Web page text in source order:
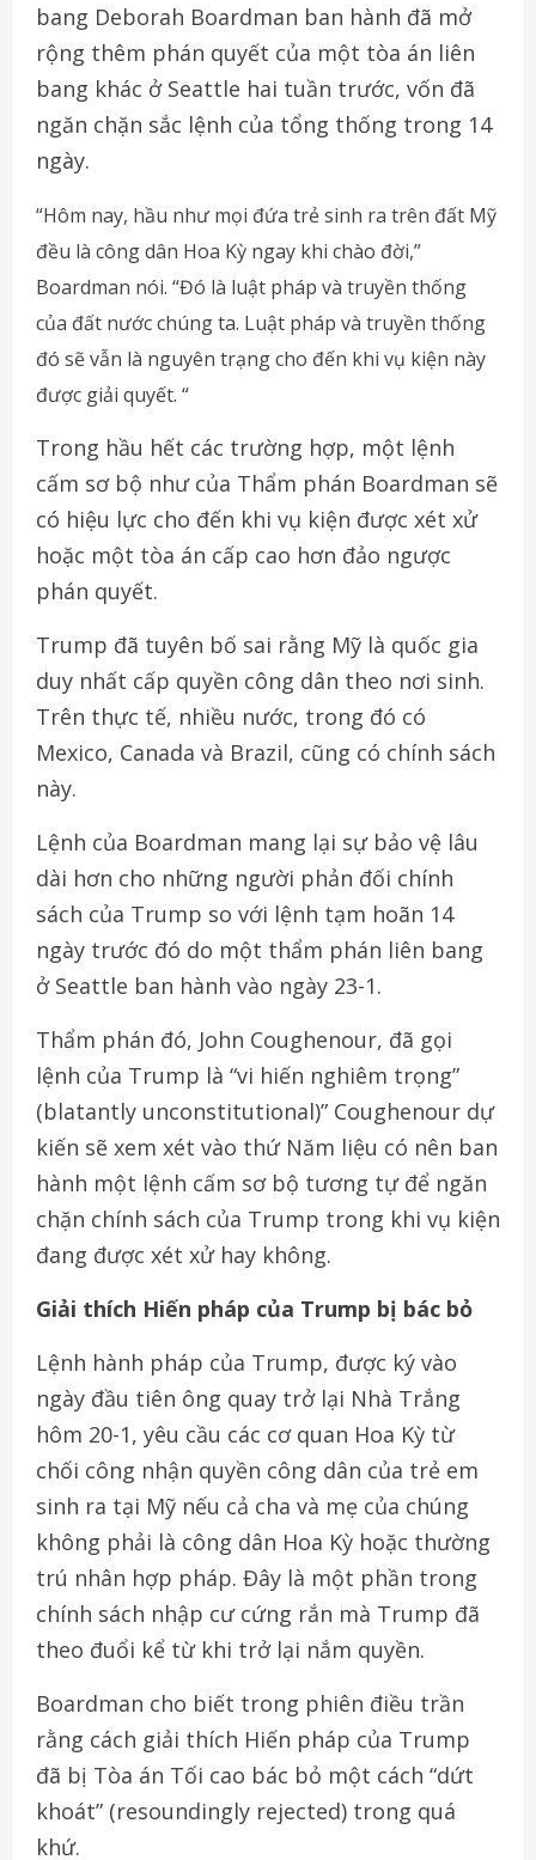
bang Deborah Boardman ban hành đã mở
rộng thêm phán quyết của một tòa án liên
bang khác ở Seattle hai tuần trước, vốn đã
ngăn chặn sắc lệnh của tổng thống trong 14
ngày.
“Hôm nay, hầu như mọi đứa trẻ sinh ra trên đất Mỹ
đều là công dân Hoa Kỳ ngay khi chào đời,”
Boardman nói. “Đó là luật pháp và truyền thống
của đất nước chúng ta. Luật pháp và truyền thống
đó sẽ vẫn là nguyên trạng cho đến khi vụ kiện này
được giải quyết. “
Trong hầu hết các trường hợp, một lệnh
cấm sơ bộ như của Thẩm phán Boardman sẽ
có hiệu lực cho đến khi vụ kiện được xét xử
hoặc một tòa án cấp cao hơn đảo ngược
phán quyết.
Trump đã tuyên bố sai rằng Mỹ là quốc gia
duy nhất cấp quyền công dân theo nơi sinh.
Trên thực tế, nhiều nước, trong đó có
Mexico, Canada và Brazil, cũng có chính sách
này.
Lệnh của Boardman mang lại sự bảo vệ lâu
dài hơn cho những người phản đối chính
sách của Trump so với lệnh tạm hoãn 14
ngày trước đó do một thẩm phán liên bang
ở Seattle ban hành vào ngày 23-1.
Thẩm phán đó, John Coughenour, đã gọi
lệnh của Trump là “vi hiến nghiêm trọng”
(blatantly unconstitutional)” Coughenour dự
kiến sẽ xem xét vào thứ Năm liệu có nên ban
hành một lệnh cấm sơ bộ tương tự để ngăn
chặn chính sách của Trump trong khi vụ kiện
đang được xét xử hay không.
Giải thích Hiến pháp của Trump bị bác bỏ
Lệnh hành pháp của Trump, được ký vào
ngày đầu tiên ông quay trở lại Nhà Trắng
hôm 20-1, yêu cầu các cơ quan Hoa Kỳ từ
chối công nhận quyền công dân của trẻ em
sinh ra tại Mỹ nếu cả cha và mẹ của chúng
không phải là công dân Hoa Kỳ hoặc thường
trú nhân hợp pháp. Đây là một phần trong
chính sách nhập cư cứng rắn mà Trump đã
theo đuổi kể từ khi trở lại nắm quyền.
Boardman cho biết trong phiên điều trần
rằng cách giải thích Hiến pháp của Trump
đã bị Tòa án Tối cao bác bỏ một cách “dứt
khoát” (resoundingly rejected) trong quá
khứ.